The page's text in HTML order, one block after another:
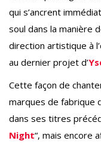
qui s’ancrent
soul dans la manière
direction artistique à
au dernier projet d’
Cette façon de
marques de fabrique
dans ses titres
Night“, mais encore